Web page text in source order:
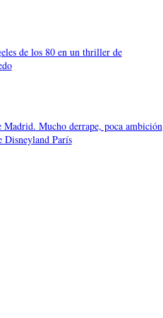
de los 80 en un thriller de
Madrid. Mucho derrape, poca ambición
Disneyland París